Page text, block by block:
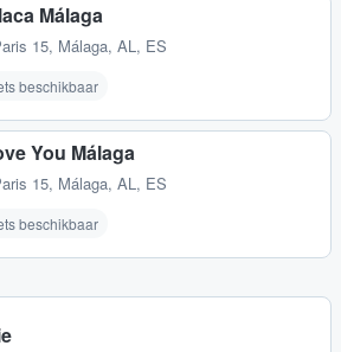
Málaga
15, Málaga, AL, ES
beschikbaar
You Málaga
15, Málaga, AL, ES
beschikbaar